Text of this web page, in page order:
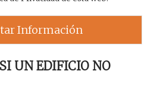
Información
UN EDIFICIO NO